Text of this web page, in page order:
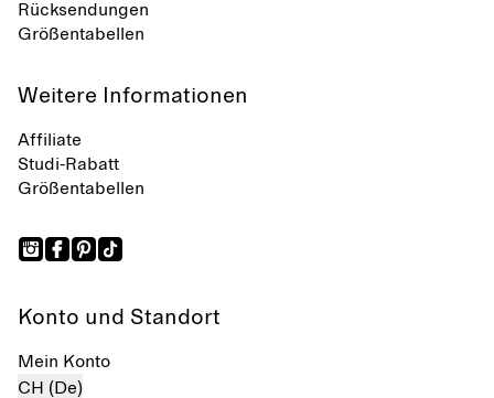
Rücksendungen
Größentabellen
Weitere Informationen
Affiliate
Studi-Rabatt
Größentabellen
Konto und Standort
Mein Konto
CH (De)